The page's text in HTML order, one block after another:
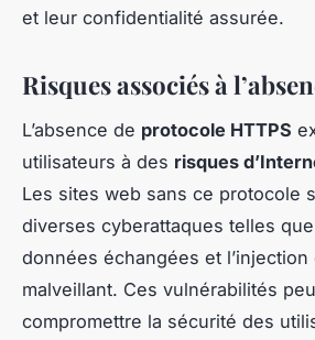
et leur confidentialité assurée.
Risques associés à
L’absence de protocole HTTPS
utilisateurs à des risques
Les sites web sans ce protocole
diverses cyberattaques telles
données échangées et
malveillant. Ces vulnérabilités
compromettre la sécurité des